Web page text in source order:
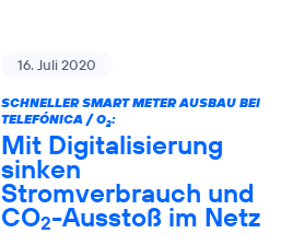
16. Juli 2020
SCHNELLER SMART METER AUSBAU BEI
TELEFÓNICA / O2:
Mit Digitalisierung
sinken
Stromverbrauch und
CO2-Ausstoß im Netz